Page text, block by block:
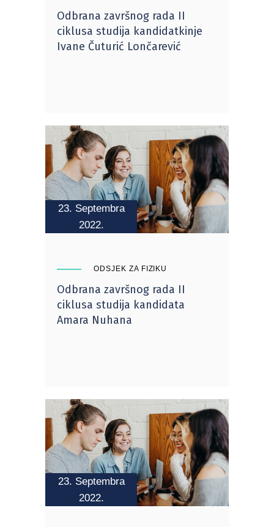
Odbrana završnog rada II
ciklusa studija kandidatkinje
Ivane Čuturić Lončarević
23. Septembra
2022.
ODSJEK ZA FIZIKU
Odbrana završnog rada II
ciklusa studija kandidata
Amara Nuhana
23. Septembra
2022.